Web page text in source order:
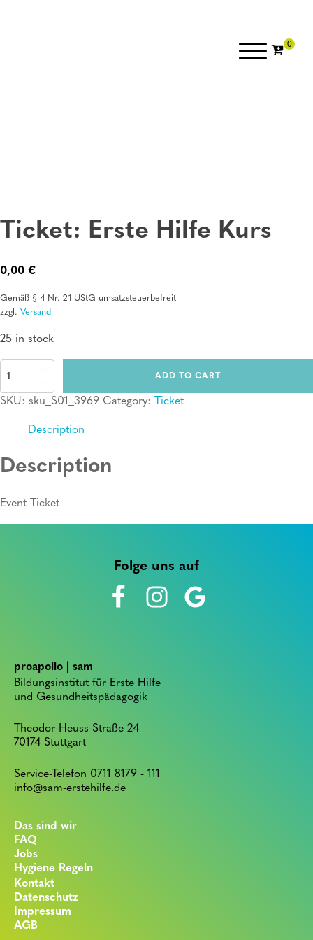
Ticket: Erste Hilfe Kurs
0,00 €
Gemäß § 4 Nr. 21 UStG umsatzsteuerbefreit
zzgl. Versand
25 in stock
Ticket:
Hilfe
quantity
ADD TO CART
SKU: sku_S01_3969 Category: Ticket
Description
Description
Event Ticket
Folge uns auf
proapollo | sam
Bildungsinstitut für Erste Hilfe
und Gesundheitspädagogik
Theodor-Heuss-Straße 24
70174 Stuttgart
Service-Telefon 0711 8179 - 111
info@sam-erstehilfe.de
Das sind wir
FAQ
Jobs
Hygiene Regeln
Kontakt
Datenschutz
Impressum
AGB